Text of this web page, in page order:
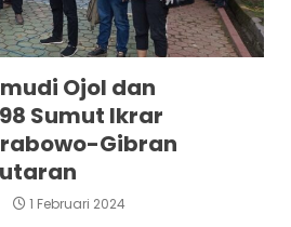
Ojol dan
Sumut Ikrar
Gibran
1 Februari 2024